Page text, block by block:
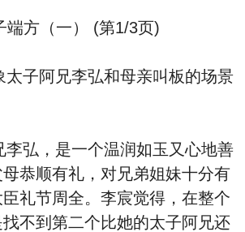
方（一） (第1/3页)
子阿兄李弘和母亲叫板的场景
弘，是一个温润如玉又心地善
恭顺有礼，对兄弟姐妹十分有
礼节周全。李宸觉得，在整个
不到第二个比她的太子阿兄还